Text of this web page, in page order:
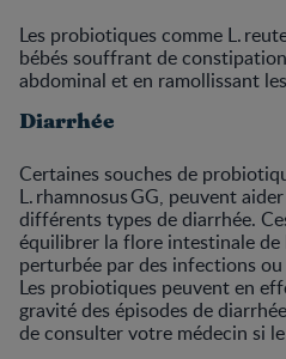
Les probiotiques comme L.
bébés souffrant de
abdominal et en ramollissant
Diarrhée
Certaines souches de
L. rhamnosus GG, peuvent
différents types de diarrhée.
équilibrer la flore intestinale
perturbée par des infections
Les probiotiques peuvent en
gravité des épisodes de
de consulter votre médecin si